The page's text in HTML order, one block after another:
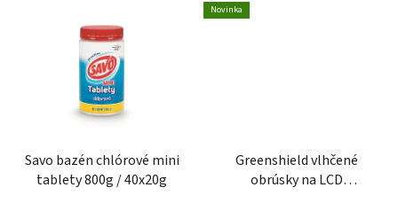
Savo bazén chlórové mini
tablety 800g / 40x20g
Novinka
Greenshield vlhčené
obrúsky na LCD